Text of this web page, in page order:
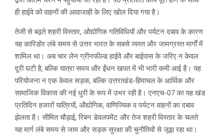
ही हाईवे को वाहनों की आवाजाही के लिए खोल दिया गया है।
तेजी से बढ़ते शहरी विस्तार, औद्योगिक गतिविधियों और पर्यटन दबाव के कारण
यह कारिडोर लंबे समय से उत्तर भारत के सबसे व्यस्त और जामग्रस्त मार्गों में
शामिल था। अब चार लेन ग्रीनफील्ड हाईवे और बाईपास के जरिए न केवल
दूरी घटी है, बल्कि यात्रा समय और ईंधन खपत में भी भारी कमी आई है। यह
परियोजना न एक केवल सड़क, बल्कि उत्तराखंड-हिमाचल के आर्थिक और
सामाजिक विकास की नई धुरी के रूप में उभर रही है। एनएच-07 का यह खंड
प्रतिदिन हजारों यात्रियों, औद्योगिक, वाणिज्यिक व पर्यटन वाहनों का दबाव
झेलता है। सीमित चौड़ाई, रिबन डेवलपमेंट और तेज शहरी विस्तार के चलते
यह मार्ग लंबे समय से जाम और सड़क सुरक्षा की चुनौतियों से जूझ रहा था।